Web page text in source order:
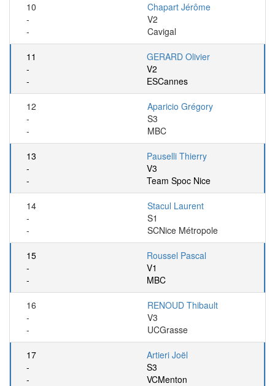
10
-
-
Chapart Jérôme
V2
Cavigal
11
-
-
GERARD Olivier
V2
ESCannes
12
-
-
Aparicio Grégory
S3
MBC
13
-
-
Pauselli Thierry
V3
Team Spoc Nice
14
-
-
Stacul Laurent
S1
SCNice Métropole
15
-
-
Roussel Pascal
V1
MBC
16
-
-
RENOUD Thibault
V3
UCGrasse
17
-
-
Artieri Joël
S3
VCMenton